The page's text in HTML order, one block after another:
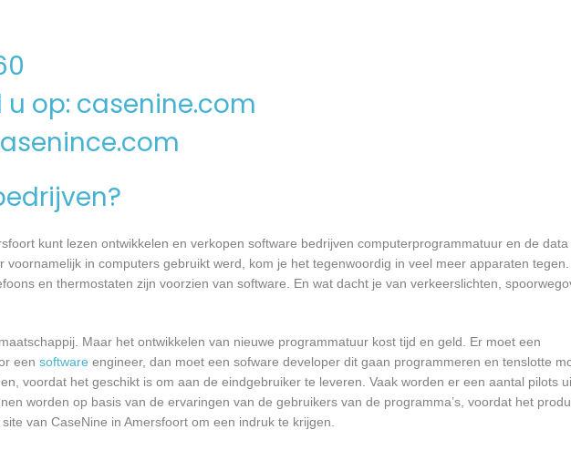
op: casenine.com
kunt lezen ontwikkelen en verkopen software bedrijven computerprogrammatuur en de
in computers gebruikt werd, kom je het tegenwoordig in veel meer apparaten
en thermostaten zijn voorzien van software. En wat dacht je van verkeerslichten,
Maar het ontwikkelen van nieuwe programmatuur kost tijd en geld. Er moet een
een software engineer, dan moet een sofware developer dit gaan programmeren en tenslotte
voordat het geschikt is om aan de eindgebruiker te leveren. Vaak worden er een aantal pilots
worden op basis van de ervaringen van de gebruikers van de programma’s, voordat het
van CaseNine in Amersfoort om een indruk te krijgen.